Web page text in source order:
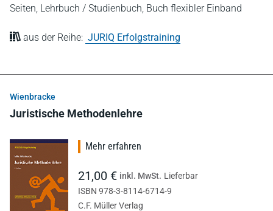
Seiten, Lehrbuch / Studienbuch, Buch flexibler Einband
aus der Reihe: JURIQ Erfolgstraining
Wienbracke
Juristische Methodenlehre
Mehr erfahren
21,00 € inkl. MwSt. Lieferbar
ISBN 978-3-8114-6714-9
C.F. Müller Verlag